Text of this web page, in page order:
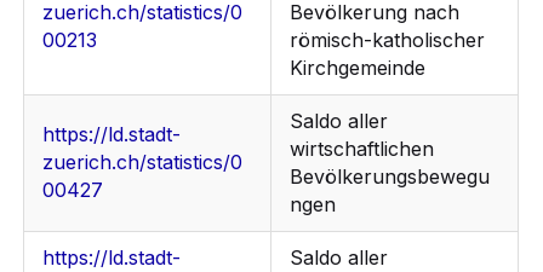
zuerich.ch/statistics/0
00213
Bevölkerung nach
römisch-katholischer
Kirchgemeinde
https://ld.stadt-
zuerich.ch/statistics/0
00427
Saldo aller
wirtschaftlichen
Bevölkerungsbewegu
ngen
https://ld.stadt-
Saldo aller